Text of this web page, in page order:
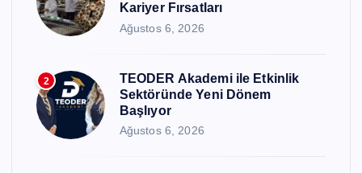
Kariyer Fırsatları
Ağustos 6, 2026
2
TEODER Akademi ile Etkinlik
Sektöründe Yeni Dönem
Başlıyor
Ağustos 6, 2026